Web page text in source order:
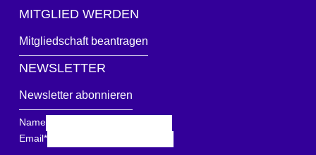
MITGLIED WERDEN
Mitgliedschaft beantragen
NEWSLETTER
Newsletter abonnieren
Name
Email*